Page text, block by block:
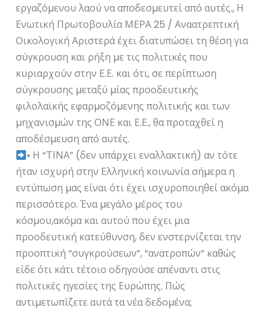
εργαζόµενου λαού να αποδεσµευτεί από αυτές., Η
Ενωτική Πρωτοβουλία ΜΕΡΑ 25 / Αναατρεπτική
Οικολογική Αριστερά έχει διατυπώσει τη θέση για
σύγκρουση και ρήξη µε τις πολιτικές που
κυριαρχούν στην Ε.Ε. και ότι, σε περίπτωση
σύγκρουσης µεταξύ µίας προοδευτικής
φιλολαϊκής εφαρµοζόµενης πολιτικής και των
µηχανισµών της ΟΝΕ και Ε.Ε., θα προταχθεί η
αποδέσµευση από αυτές.
• Η “ΤΙΝΑ” (δεν υπάρχει εναλλακτική) αν τότε
ήταν ισχυρή στην Ελληνική κοινωνία σήµερα η
εντύπωση µας είναι ότι έχει ισχυροποιηθεί ακόµα
περισσότερο. Ένα µεγάλο µέρος του
κόσµου,ακόµα και αυτού που έχει µια
προοδευτική κατεύθυνση, δεν ενστερνίζεται την
προοπτική “συγκρούσεων”, “ανατροπών” καθώς
είδε ότι κάτι τέτοιο οδηγούσε απέναντι στις
πολιτικές ηγεσίες της Ευρώπης. Πώς
αντιµετωπίζετε αυτά τα νέα δεδοµένα;